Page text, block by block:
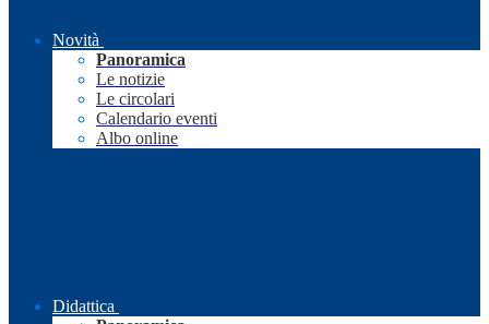
Novità
Panoramica
Le notizie
Le circolari
Calendario eventi
Albo online
Didattica